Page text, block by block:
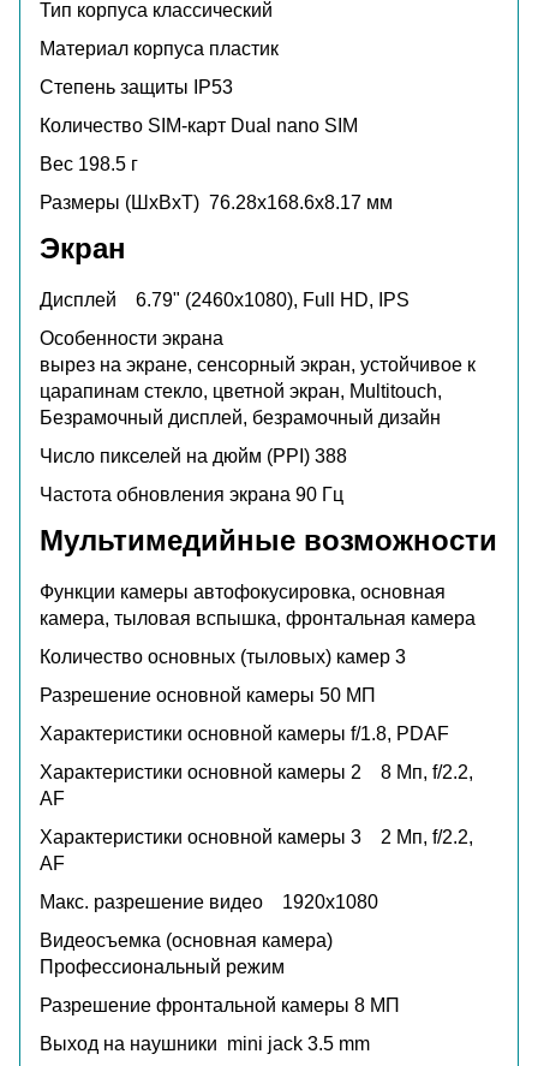
Тип корпуса классический
Материал корпуса пластик
Степень защиты
IP53
Количество SIM-карт Dual nano SIM
Вес 198.5 г
Размеры (ШxВxТ) 76.28x168.6x8.17 мм
Экран
Дисплей 6.79" (2460x1080), Full HD, IPS
Особенности экрана
вырез на экране, сенсорный экран, устойчивое к
царапинам стекло, цветной экран, Multitouch,
Безрамочный дисплей, безрамочный дизайн
Число пикселей на дюйм (PPI) 388
Частота обновления экрана 90 Гц
Мультимедийные возможности
Функции камеры автофокусировка, основная
камера, тыловая вспышка, фронтальная камера
Количество основных (тыловых) камер 3
Разрешение основной камеры 50 МП
Характеристики основной камеры f/1.8, PDAF
Характеристики основной камеры 2 8 Мп, f/2.2,
AF
Характеристики основной камеры 3 2 Мп, f/2.2,
AF
Макс. разрешение видео 1920x1080
Видеосъемка (основная камера)
Профессиональный режим
Разрешение фронтальной камеры 8 МП
Выход на наушники mini jack 3.5 mm